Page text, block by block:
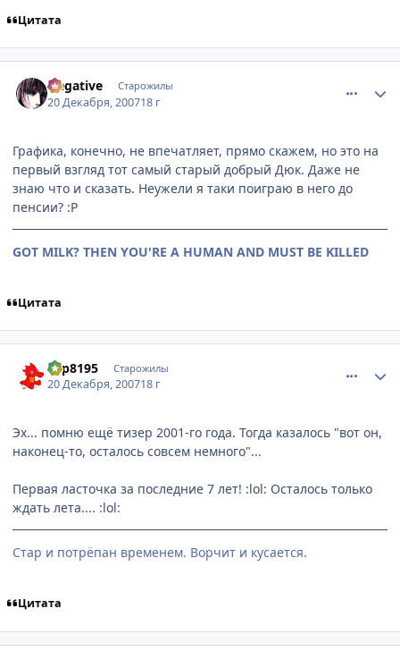
Цитата
Negative Старожилы
20 Декабря, 200718 г
Графика, конечно, не впечатляет, прямо скажем, но это на
первый взгляд тот самый старый добрый Дюк. Даже не
знаю что и сказать. Неужели я таки поиграю в него до
пенсии? :P
GOT MILK? THEN YOU'RE A HUMAN AND MUST BE KILLED
Цитата
dsp8195 Старожилы
20 Декабря, 200718 г
Эх... помню ещё тизер 2001-го года. Тогда казалось "вот он,
наконец-то, осталось совсем немного"...
Первая ласточка за последние 7 лет! :lol: Осталось только
ждать лета.... :lol:
Стар и потрёпан временем. Ворчит и кусается.
Цитата